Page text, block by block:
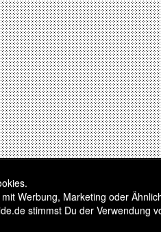
Werbung, Marketing oder
stimmst Du der Verwendung